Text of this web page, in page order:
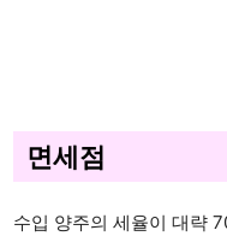
면세점
수입 양주의 세율이 대략